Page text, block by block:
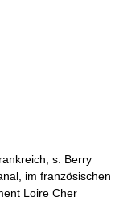
s. Berry
im französischen
Loire Cher